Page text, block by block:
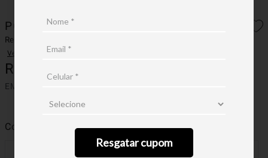
Resgatar cupom
POLO PREMIUM KNIT FLEX
Ref.:
Ver avaliações
R$ 399 , 90
EM ATÉ
Cor